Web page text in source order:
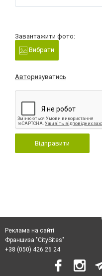
Завантажити фото:
Вибрати
Авторизуватись
Відправити
Реклама на сайті
Франшиза "CitySites"
+38 (050) 426 26 24